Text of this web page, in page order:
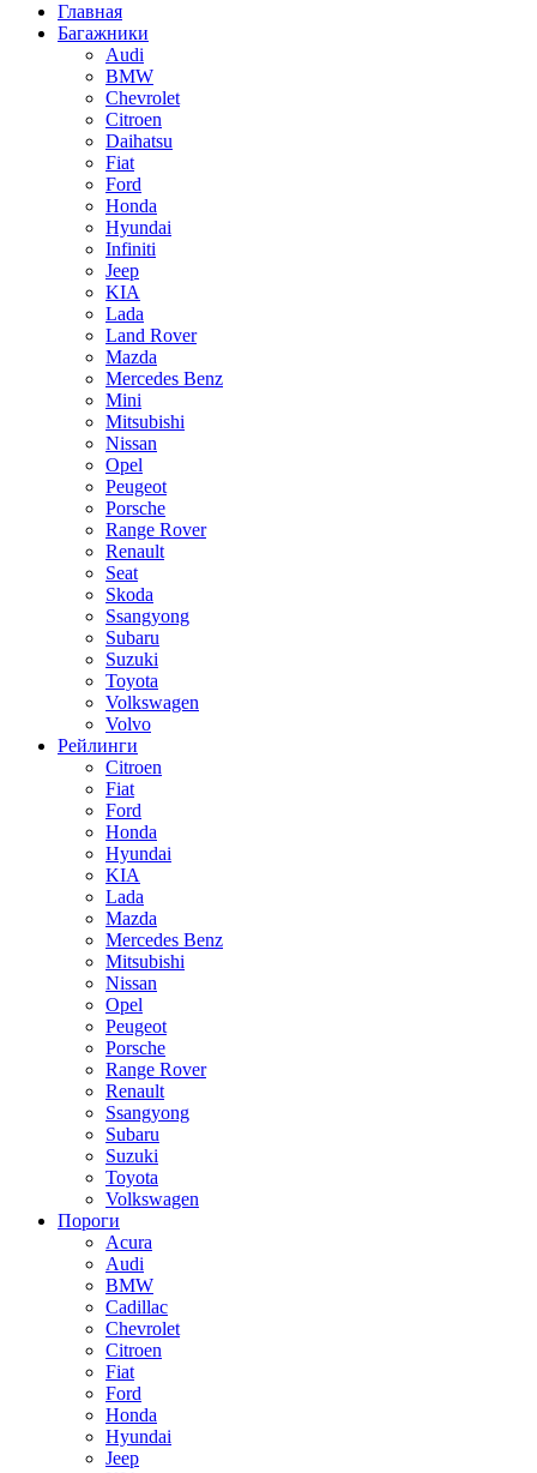
Главная
Багажники
Audi
BMW
Chevrolet
Citroen
Daihatsu
Fiat
Ford
Honda
Hyundai
Infiniti
Jeep
KIA
Lada
Land Rover
Mazda
Mercedes Benz
Mini
Mitsubishi
Nissan
Opel
Peugeot
Porsche
Range Rover
Renault
Seat
Skoda
Ssangyong
Subaru
Suzuki
Toyota
Volkswagen
Volvo
Рейлинги
Citroen
Fiat
Ford
Honda
Hyundai
KIA
Lada
Mazda
Mercedes Benz
Mitsubishi
Nissan
Opel
Peugeot
Porsche
Range Rover
Renault
Ssangyong
Subaru
Suzuki
Toyota
Volkswagen
Пороги
Acura
Audi
BMW
Cadillac
Chevrolet
Citroen
Fiat
Ford
Honda
Hyundai
Jeep